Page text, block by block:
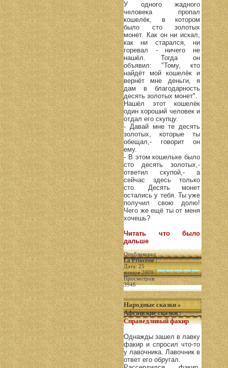
У одного жадного
человека пропал
кошелёк, в котором
было сто золотых
монет. Как он ни искал,
как ни старался, ни
горевал - ничего не
нашёл. Тогда он
объявил: "Тому, кто
найдёт мой кошелёк и
вернёт мне деньги, я
дам в благодарность
десять золотых монет".
Нашёл этот кошелёк
один хороший человек и
отдал его скупцу.
- Давай мне те десять
золотых, которые ты
обещал,- говорит он
ему.
- В этом кошельке было
сто десять золотых,-
ответил скупой,- а
сейчас здесь только
сто. Десять монет
остались у тебя. Ты уже
получил свою долю!
Чего же ещё ты от меня
хочешь?
Читать что было
дальше
Опубликовал:
La Princesse|
Дата: 25
января 2009 |
Просмотров:
3946
Народные сказки »
Афганские сказки:
Справедливый факир
Однажды зашел в лавку
факир и спросил что-то
у лавочника. Лавочник в
ответ его обругал.